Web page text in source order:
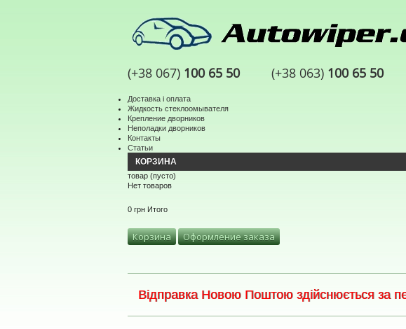
(+38 067) 100 65 50 (+38 063) 100 65 50
Доставка і оплата
Жидкость стеклоомывателя
Крепление дворников
Неполадки дворников
Контакты
Статьи
КОРЗИНА
товар (пусто)
Нет товаров
0 грн Итого
Корзина Оформление заказа
Відправка Новою Поштою здійснюється за